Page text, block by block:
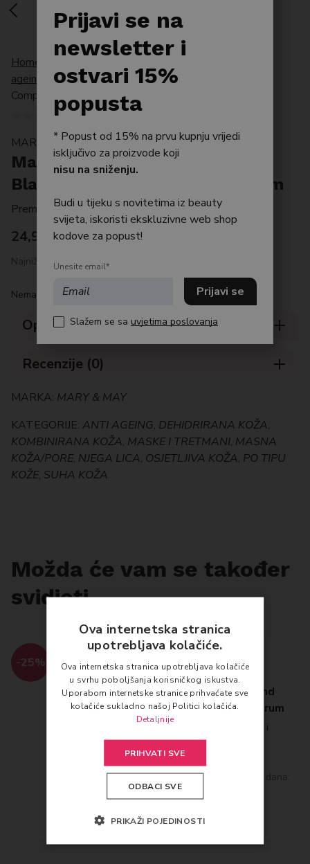
Po tipu kože
Bestseller
Njega tijela
Njega kose
Home
ageing
Mary&May Premium Idebenon Blackberry
Complex Mask 30kom
MARY & MAY
Mary&May Premium Idebenon
Blackberry Complex Mask 30kom
Premium maska za lice 30 komada
24,90 €
Najniža cijena posljednjih 30 dana: 24.90 €
Nema na zalihi
Opis
Recenzije (0)
KATEGORIJE: ANTI AGEING, DEHIDRIRANA KOŽA,
KOMBINIRANA KOŽA, MASKE I TRETMANI, MASNA
KOŽA/PORE, NJEGA LICA, OSJETLJIVA KOŽA, PO TIPU
KOŽE, SUHA KOŽA
MARKA: MARY & MAY
Možda će vam se također
svidjeti…
-25%
MARY & MAY
Mary&May Idebenone and
Blackberry Complex Serum
Antioksidativni serum za sjaj i
zaglađivanje kože lica
14,92€
Najniža cijena posljednjih 30 dana:
14.92 €
Prijavi se na
newsletter i
ostvari 15%
popusta
* Popust od 15% na prvu kupnju vrijedi
isključivo za proizvode koji
nisu na sniženju.
Budi u tijeku s novitetima iz beauty
svijeta, iskoristi ekskluzivne web shop
kodove za popust!
Unesite email*
Slažem se sa uvjetima poslovanja
Ova internetska stranica
upotrebljava kolačiće.
Ova internetska stranica upotrebljava kolačiće
u svrhu poboljšanja korisničkog iskustva.
Uporabom internetske stranice prihvaćate sve
kolačiće sukladno našoj Politici kolačića.
Detaljnije
PRIHVATI SVE
ODBACI SVE
PRIKAŽI POJEDINOSTI